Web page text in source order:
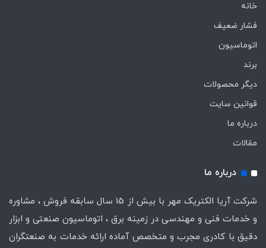
خانه
فشار ضعیف
اتوماسیون
برند
دیگر محصولات
قوانین سایت
درباره ما
مقالات
درباره ما
شرکت آریا الکتریک مهر با بیش از 15 سال سابقه فروش ، مشاوره
و خدمات فنی و مهندسی در زمینه برق ، اتوماسیون صنعتی و ابزار
دقیق با کادری مجرب و متخصص آماده ارائه خدمات به صنعتگران